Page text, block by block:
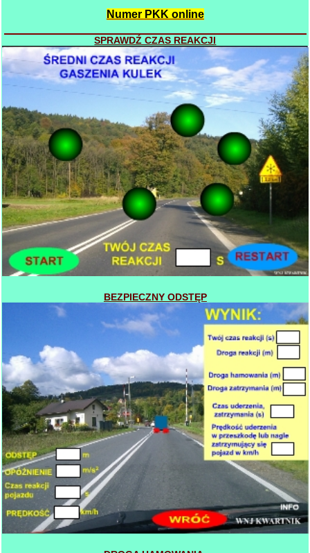
Numer PKK online
SPRAWDŹ CZAS REAKCJI
BEZPIECZNY ODSTĘP